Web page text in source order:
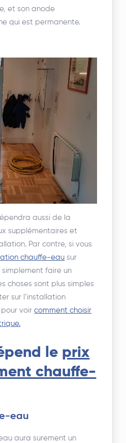
et son anode
qui est permanente.
aussi de la
supplémentaires et
Par contre, si vous
chauffe-eau sur
faire un
choses sont plus simples
sur l’installation
pour voircomment choisir
le prix
chauffe-
eau
aura surement un